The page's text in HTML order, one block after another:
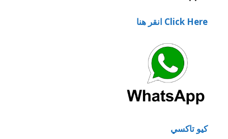
Click Here انقر هنا
كيو تاكسي